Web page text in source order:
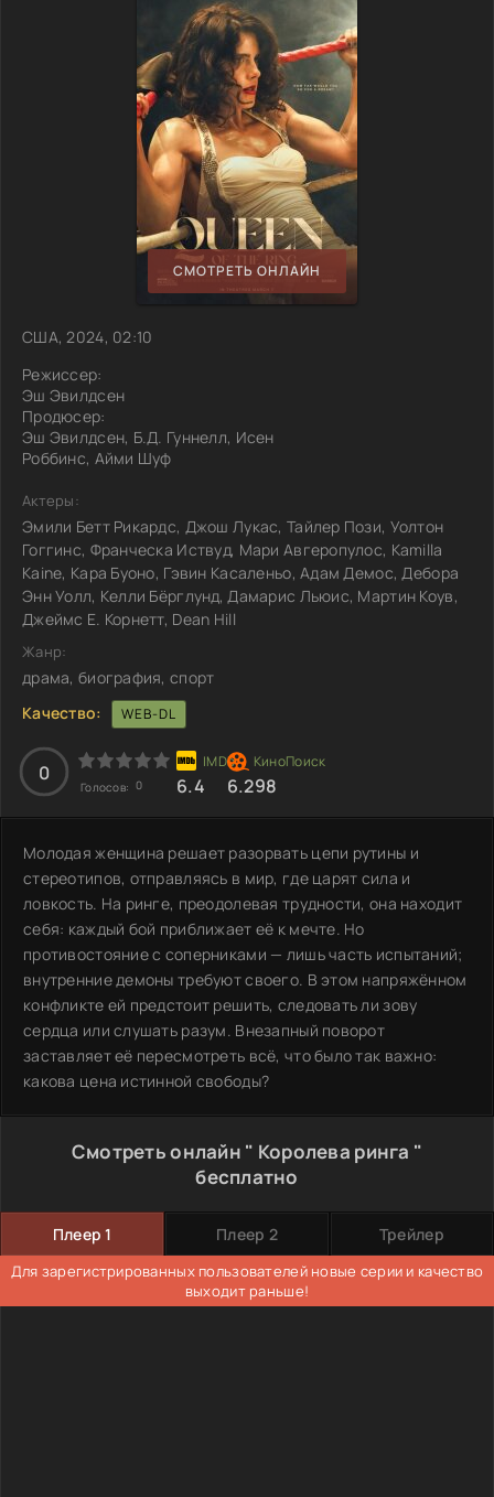
СМОТРЕТЬ ОНЛАЙН
США, 2024, 02:10
Режиссер:
Эш Эвилдсен
Продюсер:
Эш Эвилдсен, Б.Д. Гуннелл, Исен
Роббинс, Айми Шуф
Актеры:
Эмили Бетт Рикардс, Джош Лукас, Тайлер Пози, Уолтон
Гоггинс, Франческа Иствуд, Мари Авгеропулос, Kamilla
Kaine, Кара Буоно, Гэвин Касаленьо, Адам Демос, Дебора
Энн Уолл, Келли Бёрглунд, Дамарис Льюис, Мартин Коув,
Джеймс Е. Корнетт, Dean Hill
Жанр:
драма, биография, спорт
Качество:
WEB-DL
0
Голосов: 0 6.4 6.298
Молодая женщина решает разорвать цепи рутины и
стереотипов, отправляясь в мир, где царят сила и
ловкость. На ринге, преодолевая трудности, она находит
себя: каждый бой приближает её к мечте. Но
противостояние с соперниками — лишь часть испытаний;
внутренние демоны требуют своего. В этом напряжённом
конфликте ей предстоит решить, следовать ли зову
сердца или слушать разум. Внезапный поворот
заставляет её пересмотреть всё, что было так важно:
какова цена истинной свободы?
Смотреть онлайн " Королева ринга "
бесплатно
Плеер 1 Плеер 2 Трейлер
Для зарегистрированных пользователей новые серии и качество
выходит раньше!